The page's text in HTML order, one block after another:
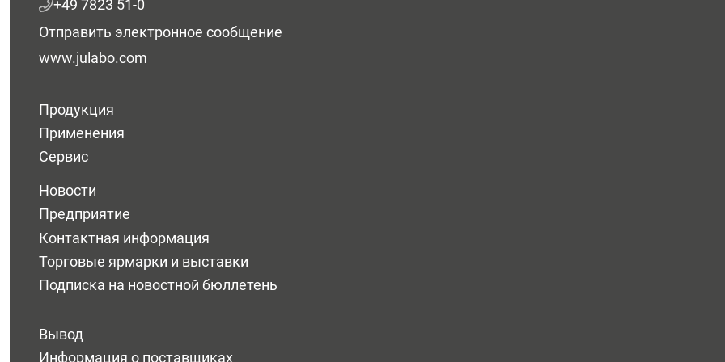
+49 7823 51-0
Отправить электронное сообщение
www.julabo.com
Продукция
Применения
Сервис
Новости
Предприятие
Контактная информация
Торговые ярмарки и выставки
Подписка на новостной бюллетень
Вывод
Информация о поставщиках